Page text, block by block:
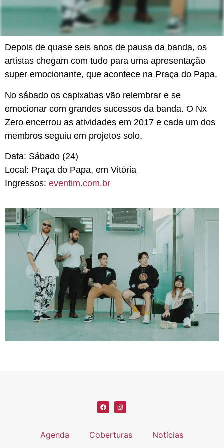
Depois de quase seis anos de pausa da banda, os
artistas chegam com tudo para uma apresentação
super emocionante, que acontece na Praça do Papa.
No sábado os capixabas vão relembrar e se
emocionar com grandes sucessos da banda. O Nx
Zero encerrou as atividades em 2017 e cada um dos
membros seguiu em projetos solo.
Data: Sábado (24)
Local: Praça do Papa, em Vitória
Ingressos: eventim.com.br
Agenda Coberturas Notícias